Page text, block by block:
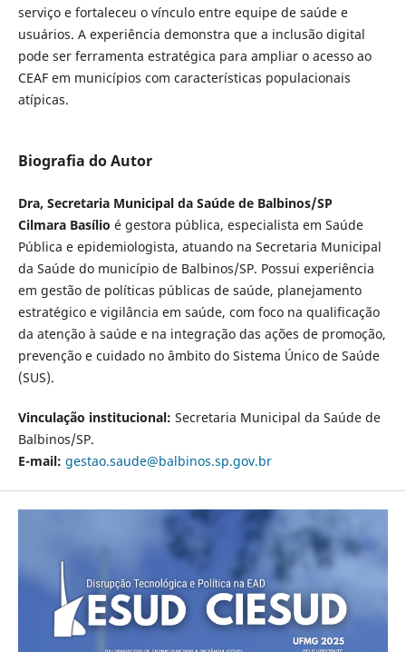
serviço e fortaleceu o vínculo entre equipe de saúde e
usuários. A experiência demonstra que a inclusão digital
pode ser ferramenta estratégica para ampliar o acesso ao
CEAF em municípios com características populacionais
atípicas.
Biografia do Autor
Dra, Secretaria Municipal da Saúde de Balbinos/SP
Cilmara Basílio é gestora pública, especialista em Saúde
Pública e epidemiologista, atuando na Secretaria Municipal
da Saúde do município de Balbinos/SP. Possui experiência
em gestão de políticas públicas de saúde, planejamento
estratégico e vigilância em saúde, com foco na qualificação
da atenção à saúde e na integração das ações de promoção,
prevenção e cuidado no âmbito do Sistema Único de Saúde
(SUS).
Vinculação institucional: Secretaria Municipal da Saúde de
Balbinos/SP.
E-mail: gestao.saude@balbinos.sp.gov.br